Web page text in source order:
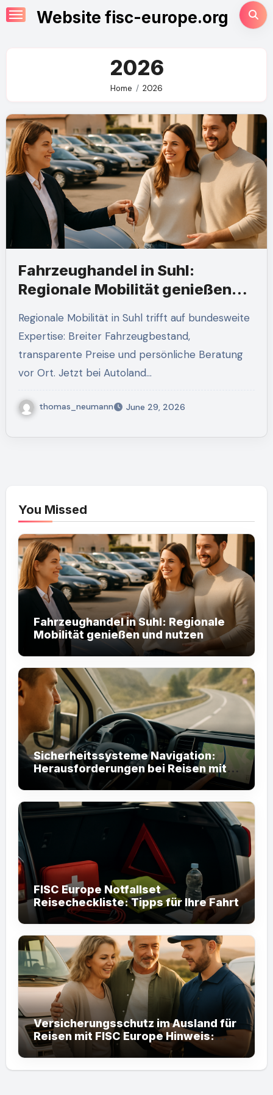
Skip
to
Website fisc-europe.org
2026
Home 2026
Fahrzeughandel in Suhl:
Regionale Mobilität genießen
Regionale Mobilität in Suhl trifft auf bundesweite
Expertise: Breiter Fahrzeugbestand,
transparente Preise und persönliche Beratung
vor Ort. Jetzt bei Autoland…
thomas_neumann June 29, 2026
You Missed
Fahrzeughandel in Suhl: Regionale
Mobilität genießen und nutzen
Sicherheitssysteme Navigation:
Herausforderungen bei Reisen mit
FISC Europe
FISC Europe Notfallset
Reisecheckliste: Tipps für Ihre Fahrt
Versicherungsschutz im Ausland für
Reisen mit FISC Europe Hinweis:
Falls gewünscht, kann ich den Titel
noch weiter optimieren oder auf
bestimmte Zielgruppen